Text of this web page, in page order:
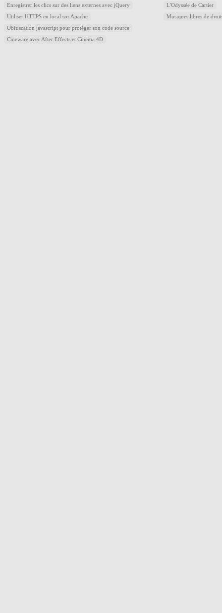
Enregistrer les clics sur des liens externes avec jQuery
Utiliser HTTPS en local sur Apache
Obfuscation javascript pour protéger son code source
Cineware avec After Effects et Cinema 4D
L'Odyssée de Cartier
Musiques libres de